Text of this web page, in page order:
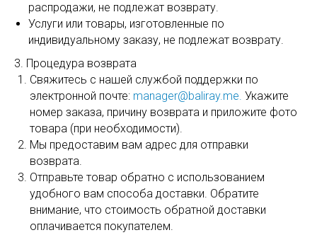
распродажи, не подлежат возврату.
Услуги или товары, изготовленные по
индивидуальному заказу, не подлежат возврату.
3. Процедура возврата
Свяжитесь с нашей службой поддержки по
электронной почте: manager@baliray.me. Укажите
номер заказа, причину возврата и приложите фото
товара (при необходимости).
Мы предоставим вам адрес для отправки
возврата.
Отправьте товар обратно с использованием
удобного вам способа доставки. Обратите
внимание, что стоимость обратной доставки
оплачивается покупателем.